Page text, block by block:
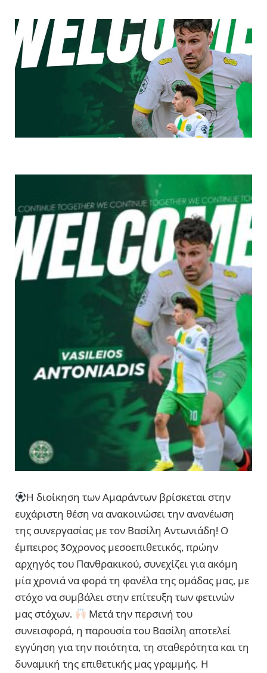
Η διοίκηση των Αμαράντων βρίσκεται στην
ευχάριστη θέση να ανακοινώσει την ανανέωση
της συνεργασίας με τον Βασίλη Αντωνιάδη! Ο
έμπειρος 30χρονος μεσοεπιθετικός, πρώην
αρχηγός του Πανθρακικού, συνεχίζει για ακόμη
μία χρονιά να φορά τη φανέλα της ομάδας μας, με
στόχο να συμβάλει στην επίτευξη των φετινών
μας στόχων.
Μετά την περσινή του
συνεισφορά, η παρουσία του Βασίλη αποτελεί
εγγύηση για την ποιότητα, τη σταθερότητα και τη
δυναμική της επιθετικής μας γραμμής. Η